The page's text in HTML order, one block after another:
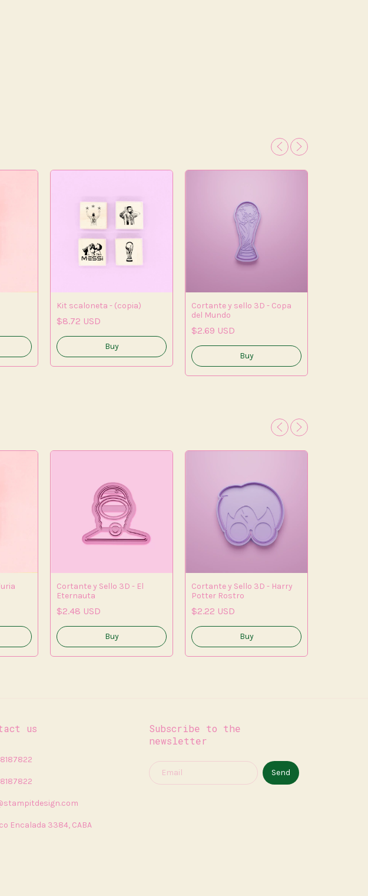
Kit scaloneta - (copia)
$8.72 USD
Cortante y sello 3D - Copa
del Mundo
$2.69 USD
Cortante y Sello 3D - El
Eternauta
$2.48 USD
Cortante y Sello 3D - Harry
Potter Rostro
$2.22 USD
us
Encalada 3384, CABA
Subscribe to the
newsletter